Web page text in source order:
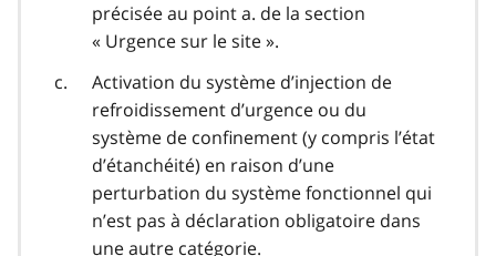
précisée au point a. de la section
« Urgence sur le site ».
Activation du système d’injection de
refroidissement d’urgence ou du
système de confinement (y compris l’état
d’étanchéité) en raison d’une
perturbation du système fonctionnel qui
n’est pas à déclaration obligatoire dans
une autre catégorie.